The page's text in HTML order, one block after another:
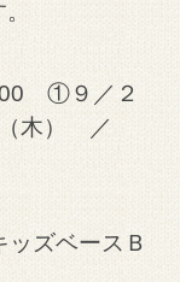
①９／２
木） ／
ズベースＢ